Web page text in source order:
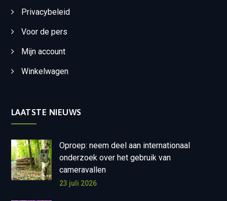
Privacybeleid
Voor de pers
Mijn account
Winkelwagen
LAATSTE NIEUWS
Oproep: neem deel aan internationaal
onderzoek over het gebruik van
cameravallen
23 juli 2026